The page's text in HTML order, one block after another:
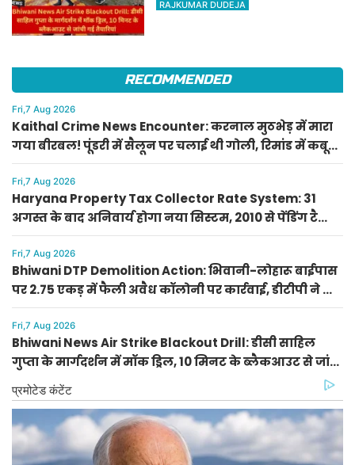
RAJKUMAR DUDEJA
RECOMMENDED
Fri,7 Aug 2026
Kaithal Crime News Encounter: करनाल मुठभेड़ में मारा
गया बीरबल! पूंडरी में सैलून पर चलाई थी गोली, रिमांड में कबूली
थीं 14 वारदातें
Fri,7 Aug 2026
Haryana Property Tax Collector Rate System: 31
अगस्त के बाद अनिवार्य होगा नया सिस्टम, 2010 से पेंडिंग टैक्स
पर बड़ी राहत
Fri,7 Aug 2026
Bhiwani DTP Demolition Action: भिवानी-लोहारू बाईपास
पर 2.75 एकड़ में फैली अवैध कॉलोनी पर कार्रवाई, डीटीपी ने दिए
निर्देश
Fri,7 Aug 2026
Bhiwani News Air Strike Blackout Drill: डीसी साहिल
गुप्ता के मार्गदर्शन में मॉक ड्रिल, 10 मिनट के ब्लैकआउट से जांची
गई तैयारियां